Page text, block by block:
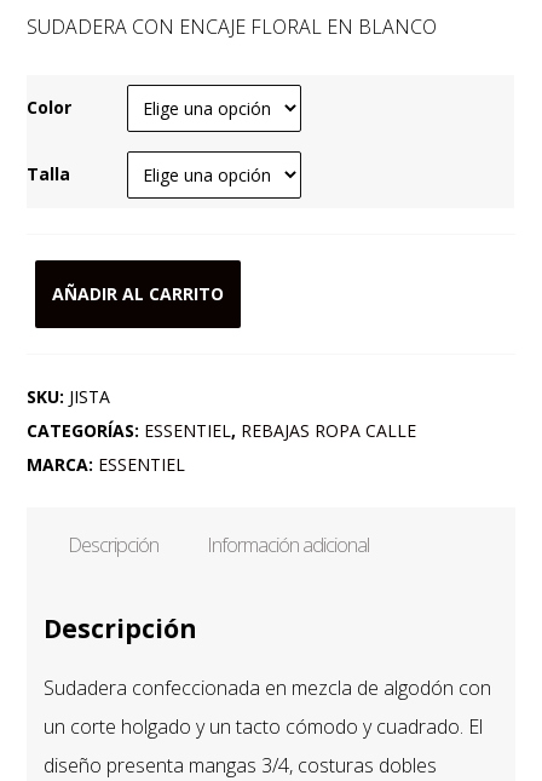
87,50 €.
SUDADERA CON ENCAJE FLORAL EN BLANCO
Color
Talla
AÑADIR AL CARRITO
SKU: JISTA
CATEGORÍAS: ESSENTIEL, REBAJAS ROPA CALLE
MARCA: ESSENTIEL
Descripción Información adicional
Descripción
Sudadera confeccionada en mezcla de algodón con
un corte holgado y un tacto cómodo y cuadrado. El
diseño presenta mangas 3/4, costuras dobles